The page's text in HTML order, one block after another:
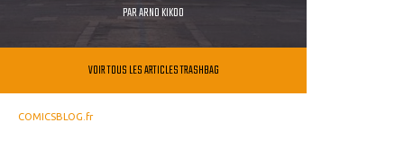
PARARNO KIKOO
VOIR TOUS LES ARTICLES TRASHBAG
COMICSBLOG.fr